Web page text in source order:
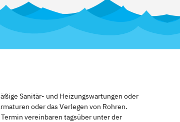
Sanitär- und Heizungswartungen oder
oder das Verlegen von Rohren.
vereinbaren tagsüber unter der